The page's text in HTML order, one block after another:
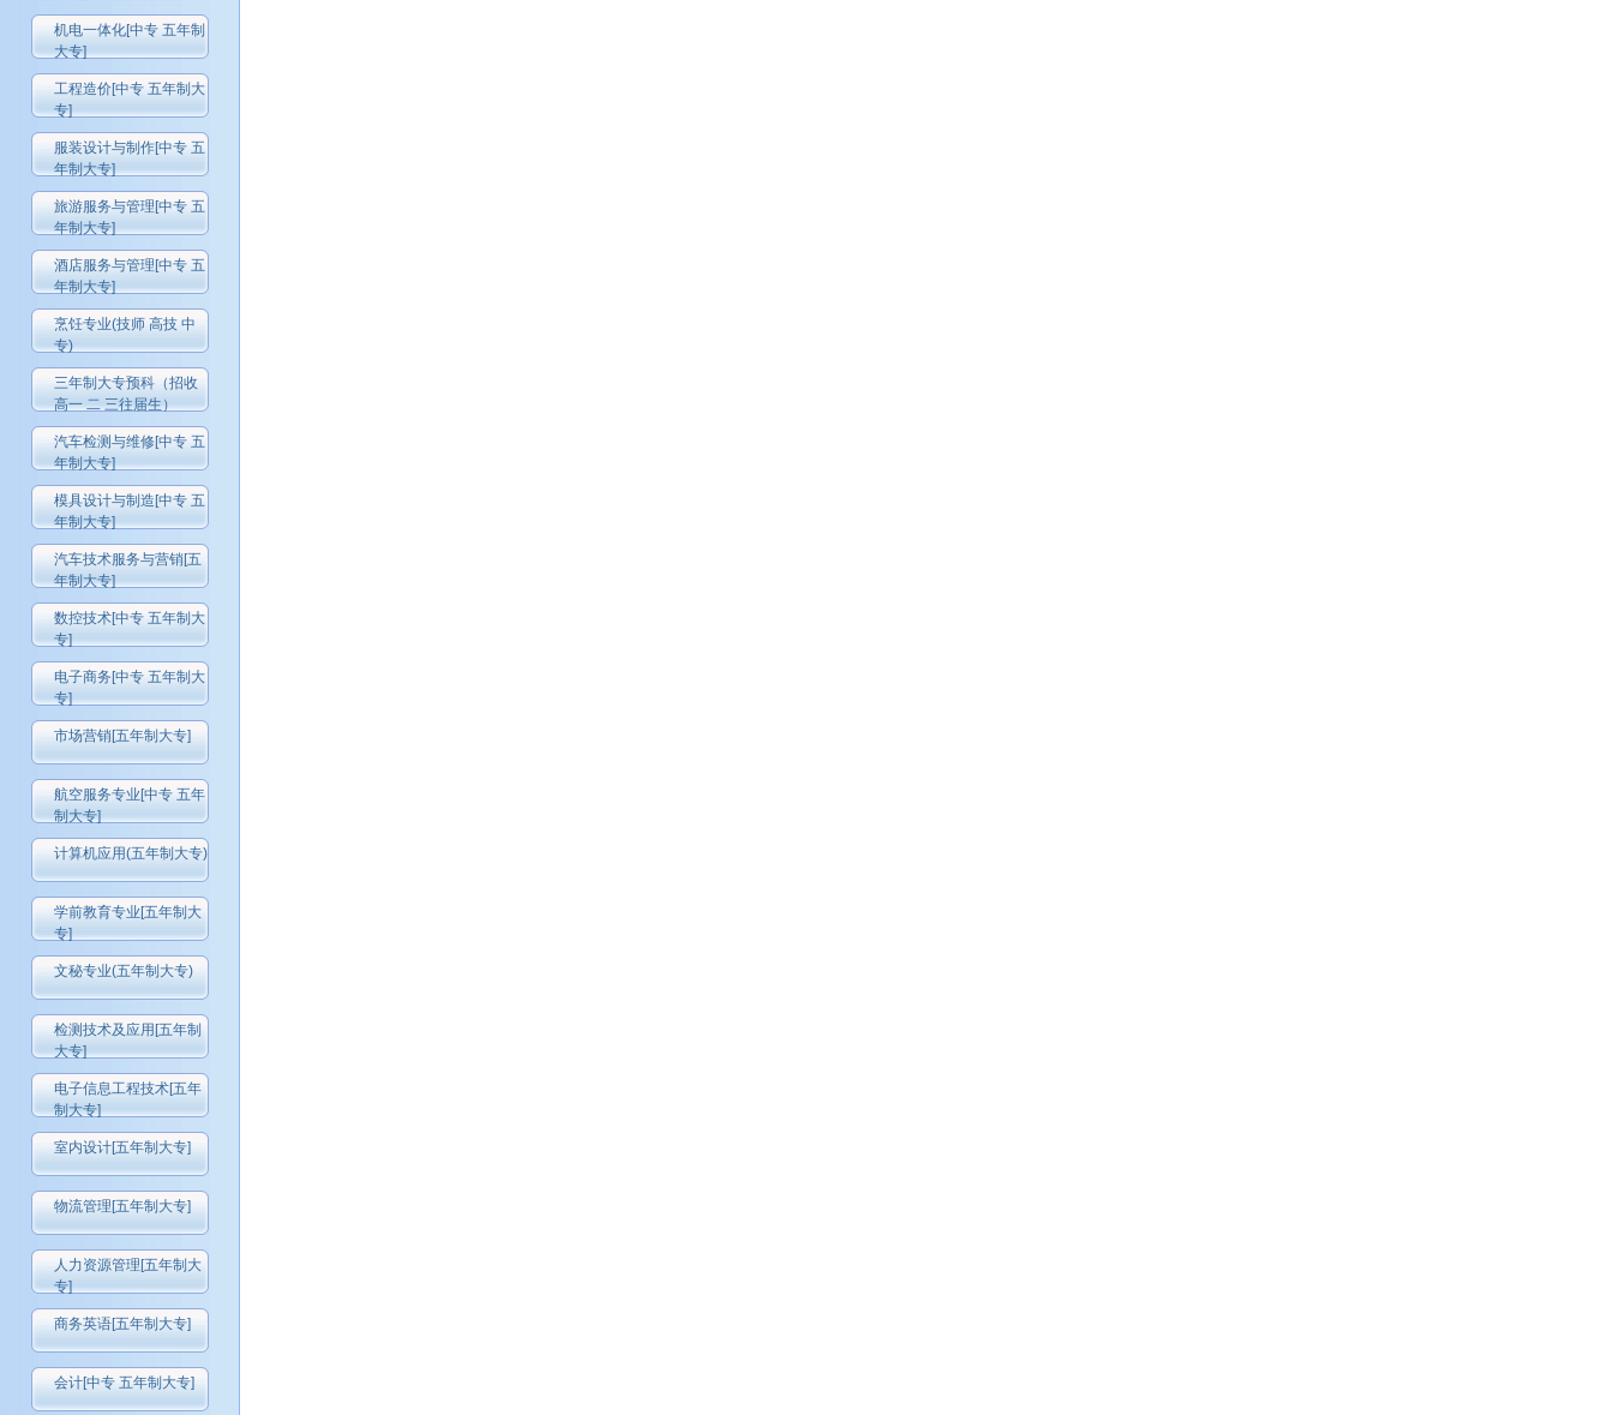
机电一体化[中专 五年制
大专]
工程造价[中专 五年制大
专]
服装设计与制作[中专 五
年制大专]
旅游服务与管理[中专 五
年制大专]
酒店服务与管理[中专 五
年制大专]
烹饪专业(技师 高技 中
专)
三年制大专预科（招收
高一 二 三往届生）
汽车检测与维修[中专 五
年制大专]
模具设计与制造[中专 五
年制大专]
汽车技术服务与营销[五
年制大专]
数控技术[中专 五年制大
专]
电子商务[中专 五年制大
专]
市场营销[五年制大专]
航空服务专业[中专 五年
制大专]
计算机应用(五年制大专)
学前教育专业[五年制大
专]
文秘专业(五年制大专)
检测技术及应用[五年制
大专]
电子信息工程技术[五年
制大专]
室内设计[五年制大专]
物流管理[五年制大专]
人力资源管理[五年制大
专]
商务英语[五年制大专]
会计[中专 五年制大专]